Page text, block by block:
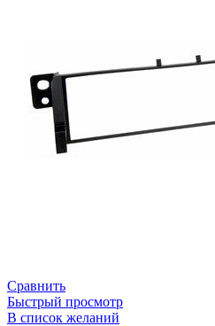
Сравнить
Быстрый просмотр
В список желаний